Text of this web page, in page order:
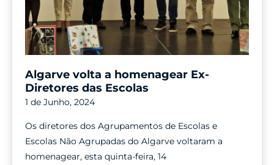
Algarve volta a homenagear Ex-
Diretores das Escolas
1 de Junho, 2024
Os diretores dos Agrupamentos de Escolas e
Escolas Não Agrupadas do Algarve voltaram a
homenagear, esta quinta-feira, 14